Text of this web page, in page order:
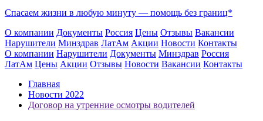
Спасаем жизни в любую минуту — помощь без границ*
О компании Документы Россия Цены Отзывы Вакансии
Нарушители Минздрав ЛатАм Акции Новости Контакты
О компании Нарушители Документы Минздрав Россия
ЛатАм Цены Акции Отзывы Новости Вакансии Контакты
Главная
Новости 2022
Договор на утренние осмотры водителей